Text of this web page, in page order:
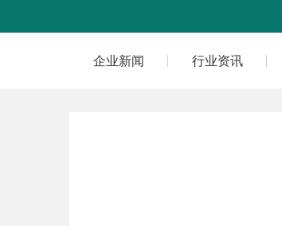
企业新闻 行业资讯